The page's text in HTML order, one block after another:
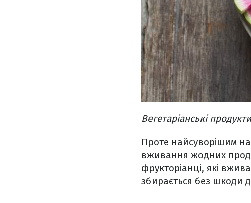
Вегетаріанські
Проте найсуворішим
вживання жодних
фрукторіанці, які
збирається без шкоди